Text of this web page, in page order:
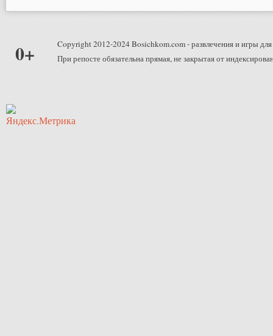
0+
Copyright 2012-2024 Bosichkom.com - развлечения и игры для
При репосте обязательна прямая, не закрытая от